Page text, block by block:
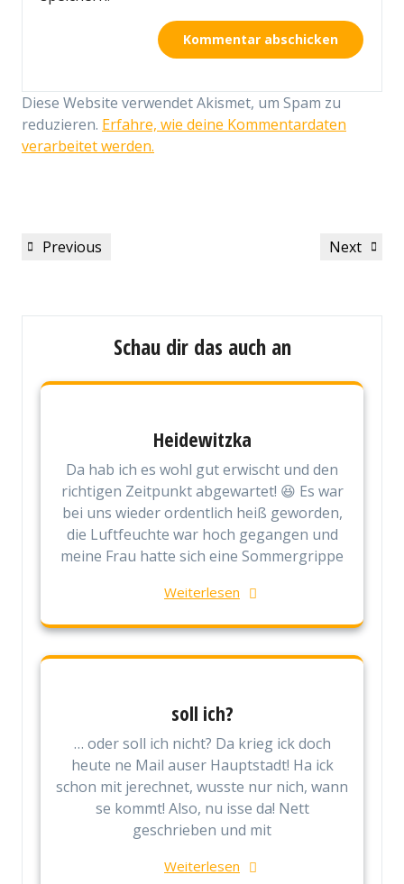
Diese Website verwendet Akismet, um Spam zu
reduzieren. Erfahre, wie deine Kommentardaten
verarbeitet werden.
Beitragsnavigation
Previous
Previous
Next
Next
Schau dir das auch an
Heidewitzka
Da hab ich es wohl gut erwischt und den
richtigen Zeitpunkt abgewartet! 😆 Es war
bei uns wieder ordentlich heiß geworden,
die Luftfeuchte war hoch gegangen und
meine Frau hatte sich eine Sommergrippe
Weiterlesen
soll ich?
… oder soll ich nicht? Da krieg ick doch
heute ne Mail auser Hauptstadt! Ha ick
schon mit jerechnet, wusste nur nich, wann
se kommt! Also, nu isse da! Nett
geschrieben und mit
Weiterlesen